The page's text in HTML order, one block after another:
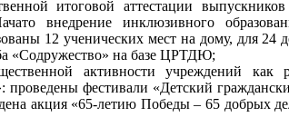
итоговой аттестации
внедрение инклюзивного
12 ученических мест на дому, для 24
«Содружество» на базе ЦРТДЮ;
активности учреждений как
фестивали «Детский
акция «65-летию Победы – 65 добрых